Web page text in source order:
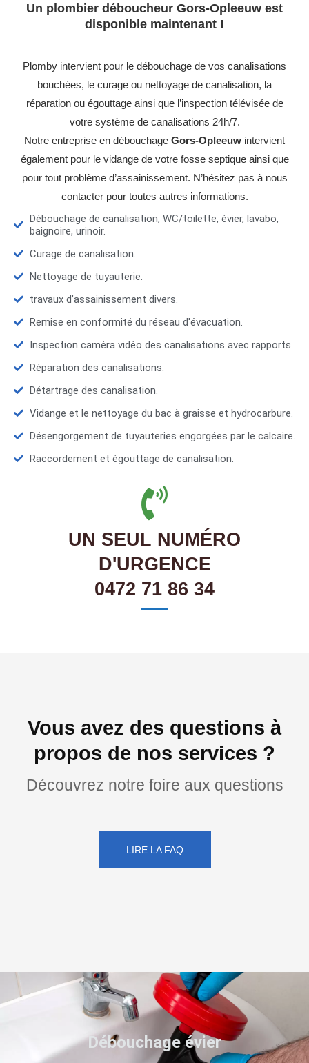
Un plombier déboucheur Gors-Opleeuw est
disponible maintenant !
Plomby intervient pour le débouchage de vos canalisations
bouchées, le curage ou nettoyage de canalisation, la
réparation ou égouttage ainsi que l’inspection télévisée de
votre système de canalisations 24h/7.
Notre entreprise en débouchage Gors-Opleeuw intervient
également pour le vidange de votre fosse septique ainsi que
pour tout problème d’assainissement. N’hésitez pas à nous
contacter pour toutes autres informations.
Débouchage de canalisation, WC/toilette, évier, lavabo,
baignoire, urinoir.
Curage de canalisation.
Nettoyage de tuyauterie.
travaux d’assainissement divers.
Remise en conformité du réseau d'évacuation.
Inspection caméra vidéo des canalisations avec rapports.
Réparation des canalisations.
Détartrage des canalisation.
Vidange et le nettoyage du bac à graisse et hydrocarbure.
Désengorgement de tuyauteries engorgées par le calcaire.
Raccordement et égouttage de canalisation.
UN SEUL NUMÉRO
D'URGENCE
0472 71 86 34
Vous avez des questions à
propos de nos services ?
Découvrez notre foire aux questions
LIRE LA FAQ
Débouchage évier